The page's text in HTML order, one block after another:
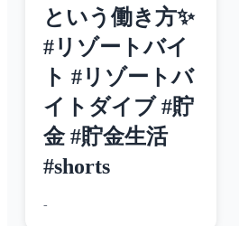
という働き方✨
#リゾートバイ
ト #リゾートバ
イトダイブ #貯
金 #貯金生活
#shorts
-